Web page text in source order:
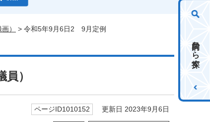
目的から探す
）
> 令和5年9月6日2 9月定例
）
ページID1010152 更新日 2023年9月6日